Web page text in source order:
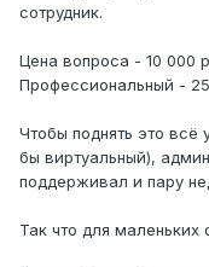
сотрудник.
Цена вопроса - 10 000
Профессиональный -
Чтобы поднять это
бы виртуальный),
поддерживал и пару
Так что для маленьких